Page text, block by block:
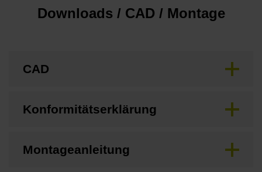
Downloads / CAD / Montage
CAD
Konformitätserklärung
Montageanleitung